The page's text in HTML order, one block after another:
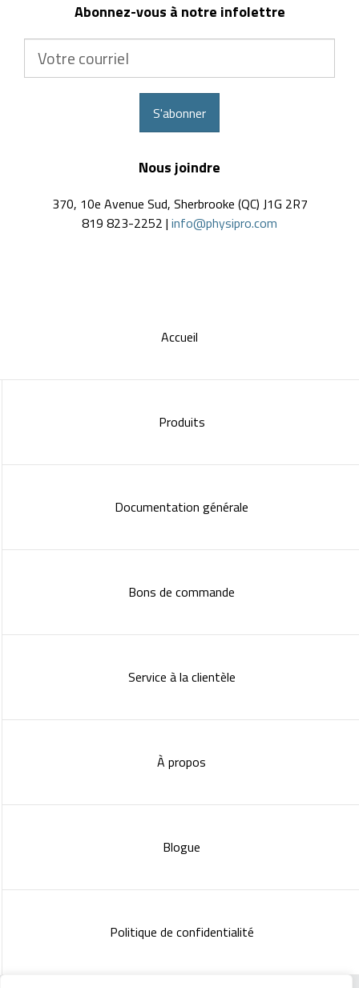
Abonnez-vous à notre infolettre
S'abonner
Nous joindre
370, 10e Avenue Sud, Sherbrooke (QC) J1G 2R7
819 823-2252 | info@physipro.com
Accueil
Produits
Documentation générale
Bons de commande
Service à la clientèle
À propos
Blogue
Politique de confidentialité